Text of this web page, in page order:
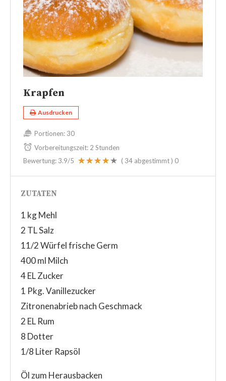
Krapfen
Ausdrucken
Portionen: 30
Vorbereitungszeit: 2 Stunden
Bewertung: 3.9/5 ( 34 abgestimmt ) 0
ZUTATEN
1 kg Mehl
2 TL Salz
11/2 Würfel frische Germ
400 ml Milch
4 EL Zucker
1 Pkg. Vanillezucker
Zitronenabrieb nach Geschmack
2 EL Rum
8 Dotter
1/8 Liter Rapsöl
Öl zum Herausbacken